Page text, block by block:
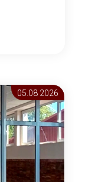
05.08 2026